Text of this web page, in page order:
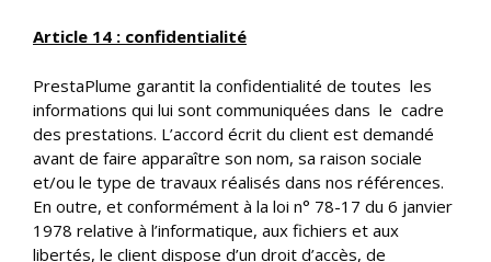
Article 14 : confidentialité
PrestaPlume garantit la confidentialité de toutes les
informations qui lui sont communiquées dans le cadre
des prestations. L’accord écrit du client est demandé
avant de faire apparaître son nom, sa raison sociale
et/ou le type de travaux réalisés dans nos références.
En outre, et conformément à la loi n° 78-17 du 6 janvier
1978 relative à l’informatique, aux fichiers et aux
libertés, le client dispose d’un droit d’accès, de